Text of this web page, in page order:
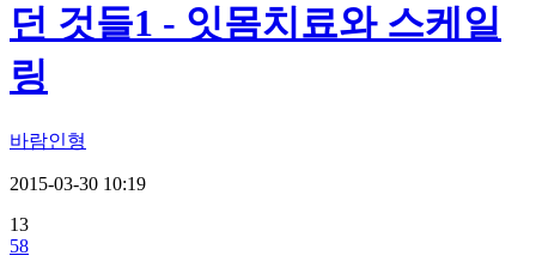
던 것들1 - 잇몸치료와 스케일
링
바람인형
2015-03-30 10:19
13
58